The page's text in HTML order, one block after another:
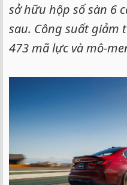
sở hữu hộp số sàn 6
sau. Công suất giảm
473 mã lực và mô-